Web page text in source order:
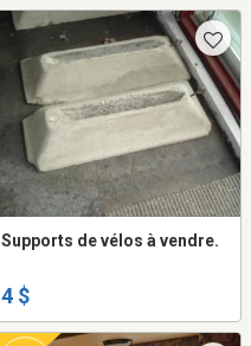
Supports de vélos à vendre.
4 $